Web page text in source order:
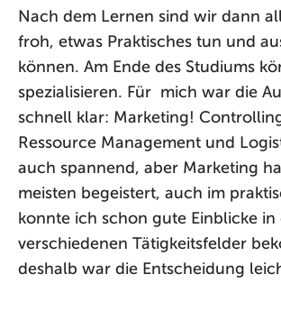
Nach dem Lernen sind wir dann
froh, etwas Praktisches tun und
können. Am Ende des Studiums
spezialisieren. Für mich war die
schnell klar: Marketing!
Ressource Management und
auch spannend, aber Marketing
meisten begeistert, auch im
konnte ich schon gute Einblicke in
verschiedenen Tätigkeitsfelder
deshalb war die Entscheidung